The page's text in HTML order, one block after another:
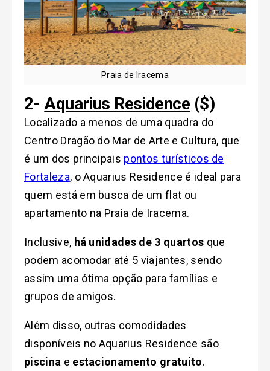
Praia de Iracema
2-Aquarius Residence ($)
Localizado a menos de uma quadra do
Centro Dragão do Mar de Arte e Cultura, que
é um dos principais pontos turísticos de
Fortaleza, o Aquarius Residence é ideal para
quem está em busca de um flat ou
apartamento na Praia de Iracema.
Inclusive, há unidades de 3 quartos que
podem acomodar até 5 viajantes, sendo
assim uma ótima opção para famílias e
grupos de amigos.
Além disso, outras comodidades
disponíveis no Aquarius Residence são
piscina e estacionamento gratuito.